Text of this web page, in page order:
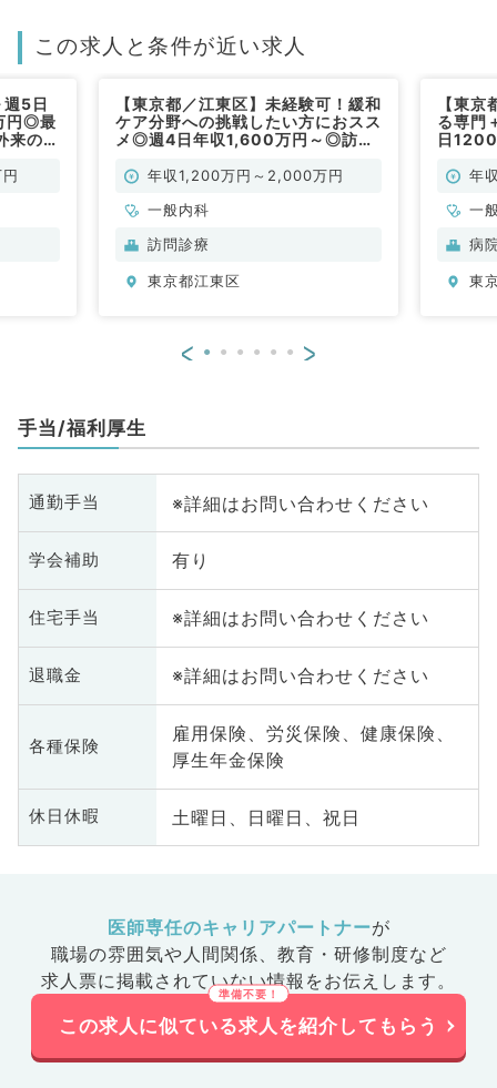
この求人と条件が近い求人
5日
円◎最
来のお
【東京都／江東区】未経験可！緩和
ケア分野への挑戦したい方におスス
メ◎週4日年収1,600万円～◎訪問
可・分院長なら4000万以上も目指
年収1,200万円～2,000万円
一般内科
訪問診療
東京都江東区
【東
る専門
日
吸器内
年
一
病
東
< >
手当/福利厚生
通勤手当 ※詳細はお問い合わせください
学会補助 有り
住宅手当 ※詳細はお問い合わせください
退職金 ※詳細はお問い合わせください
各種保険
雇用保険、労災保険、健康保険、
厚生年金保険
休日休暇 土曜日、日曜日、祝日
医師専任のキャリアパートナーが
職場の雰囲気や人間関係、 教育・研修制度など
求人票に掲載されていない情報をお伝えします。
この求人に似ている求人を紹介してもらう